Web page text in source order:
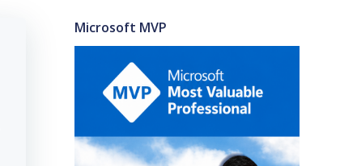
Microsoft MVP